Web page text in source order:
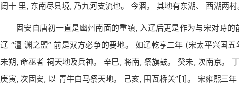
阔十 里, 东南尽县境, 乃九河支流也。 今涸。 其地有东湖、 西湖两村
固安自唐初一直是幽州南面的重镇, 入辽后更是作为与宋对峙的
辽 “澶 渊之盟” 前是双方必争的要地。 如辽乾亨二年 (宋太平兴国
未朔, 命巫者 祠天地及兵神。 辛巳, 将南, 祭旗鼓。 癸未, 次南京。 丁
庚寅, 次固安, 以 青牛白马祭天地。 己亥, 围瓦桥关”[1]。 宋雍熙三